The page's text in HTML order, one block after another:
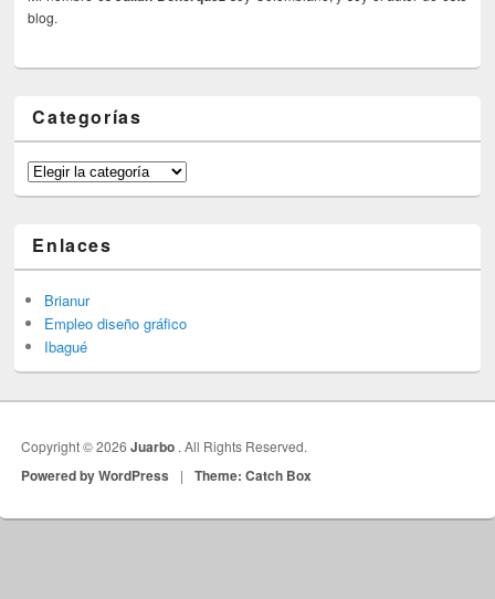
blog.
Categorías
Categorías
Enlaces
Brianur
Empleo diseño gráfico
Ibagué
Copyright © 2026Juarbo . All Rights Reserved.
Powered by WordPress | Theme: Catch Box